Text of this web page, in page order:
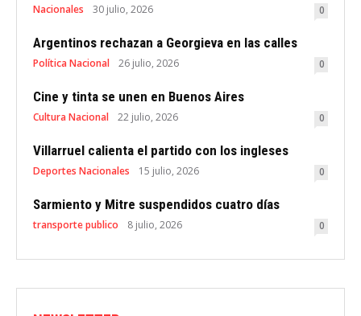
Nacionales 30 julio, 2026 0
Argentinos rechazan a Georgieva en las calles
Política Nacional 26 julio, 2026 0
Cine y tinta se unen en Buenos Aires
Cultura Nacional 22 julio, 2026 0
Villarruel calienta el partido con los ingleses
Deportes Nacionales 15 julio, 2026 0
Sarmiento y Mitre suspendidos cuatro días
transporte publico 8 julio, 2026 0